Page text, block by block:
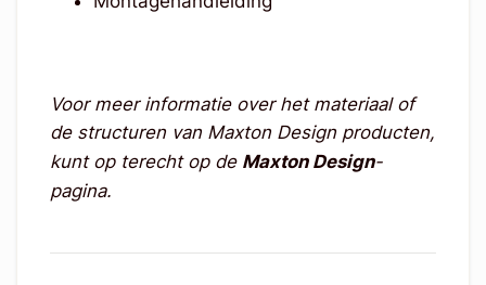
Voor meer informatie over het materiaal of
de structuren van Maxton Design producten,
kunt op terecht op de Maxton Design-
pagina.